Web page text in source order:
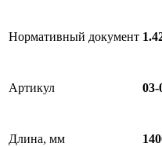
Нормативный документ
Артикул 03-
Длина, мм